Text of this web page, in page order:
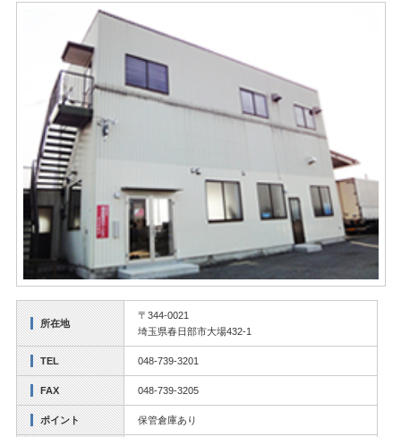
所在地
〒344-0021
埼玉県春日部市大場432-1
TEL 048-739-3201
FAX 048-739-3205
ポイント 保管倉庫あり